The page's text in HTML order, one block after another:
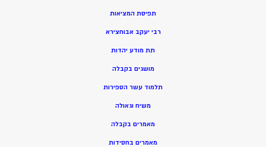
תפיסת המציאות
רבי יעקב אבוחצירא
תת מודע יהדות
מושגים בקבלה
תלמוד עשר הספירות
משיח וגאולה
מאמרים בקבלה
מאמרים בחסידות